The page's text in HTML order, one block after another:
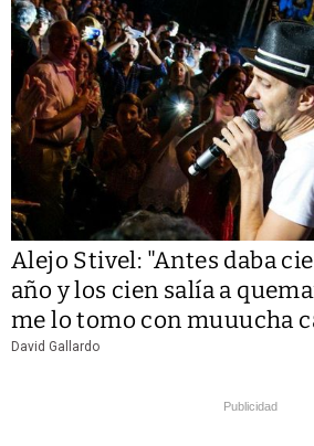
Alejo Stivel: "Antes daba
año y los cien salía a
me lo tomo con muuucha
David Gallardo
Publicidad